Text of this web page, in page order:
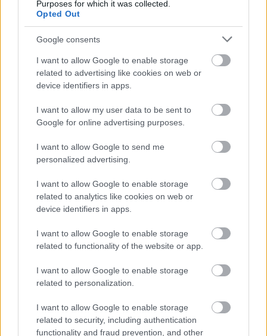
Purposes for which it was collected.
Opted Out
Google consents
I want to allow Google to enable storage
related to advertising like cookies on web or
device identifiers in apps.
I want to allow my user data to be sent to
Google for online advertising purposes.
I want to allow Google to send me
personalized advertising.
I want to allow Google to enable storage
related to analytics like cookies on web or
device identifiers in apps.
I want to allow Google to enable storage
related to functionality of the website or app.
I want to allow Google to enable storage
related to personalization.
I want to allow Google to enable storage
related to security, including authentication
functionality and fraud prevention, and other
jó tempót autózni, és úgy látta, hogy a Hyundai
pontjainak számát ily módon fogják tudni
maximalizálni.
Mivel a leggyorsabb kört Azcona futotta meg, a
holnapi, fordított rajtrácsos futamon a 9. helyről
rajtolhat, míg Michelisz a 10. rajtkockából
várhatja majd a lámpák kialvását.